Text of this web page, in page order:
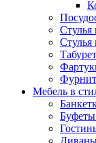
Стулья
Стулья
Мебель в
Буфеты